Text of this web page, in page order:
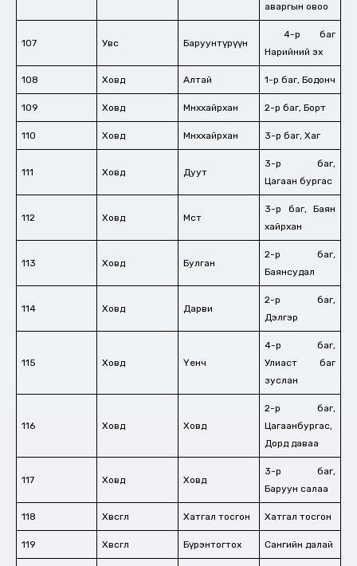
аваргын овоо
107 Увс Баруунтүрүүн
4-р баг
Нарийний эх
108 Ховд Алтай 1-р баг, Бодонч
109 Ховд Мөнххайрхан 2-р баг, Борт
110 Ховд Мөнххайрхан 3-р баг, Хаг
111 Ховд Дуут
3-р баг,
Цагаан бургас
112 Ховд Мөст
3-р баг, Баян
хайрхан
113 Ховд Булган
2-р баг,
Баянсудал
114 Ховд Дарви
2-р баг,
Дэлгэр
115 Ховд Үенч
4-р баг,
Улиаст баг
зуслан
116 Ховд Ховд
2-р баг,
Цагаанбургас,
Дорд даваа
117 Ховд Ховд
3-р баг,
Баруун салаа
118 Хөвсгөл Хатгал тосгон Хатгал тосгон
119 Хөвсгөл Бүрэнтогтох Сангийн далай